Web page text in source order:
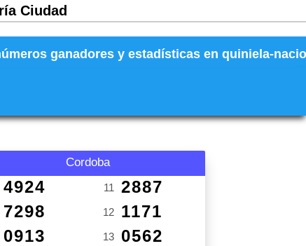
Ciudad
ganadores y estadísticas en quiniela-
Cordoba
4924
7298
0913
11 2887
12 1171
13 0562